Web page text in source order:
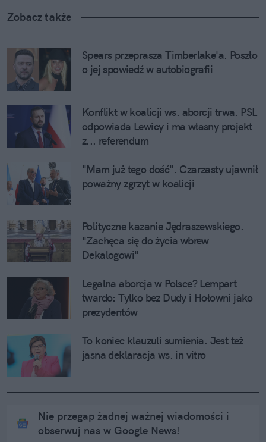
Zobacz także
Spears przeprasza Timberlake'a. Poszło
o jej spowiedź w autobiografii
Konflikt w koalicji ws. aborcji trwa. PSL
odpowiada Lewicy i ma własny projekt
z... referendum
"Mam już tego dość". Czarzasty ujawnił
poważny zgrzyt w koalicji
Polityczne kazanie Jędraszewskiego.
"Zachęca się do życia wbrew
Dekalogowi"
Legalna aborcja w Polsce? Lempart
twardo: Tylko bez Dudy i Hołowni jako
prezydentów
To koniec klauzuli sumienia. Jest też
jasna deklaracja ws. in vitro
Nie przegap żadnej ważnej wiadomości i
obserwuj nas w Google News!